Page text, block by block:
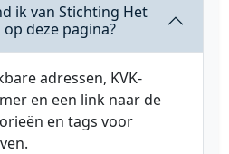
ik van Stichting Het
deze pagina?
adressen, KVK-
en een link naar de
en tags voor